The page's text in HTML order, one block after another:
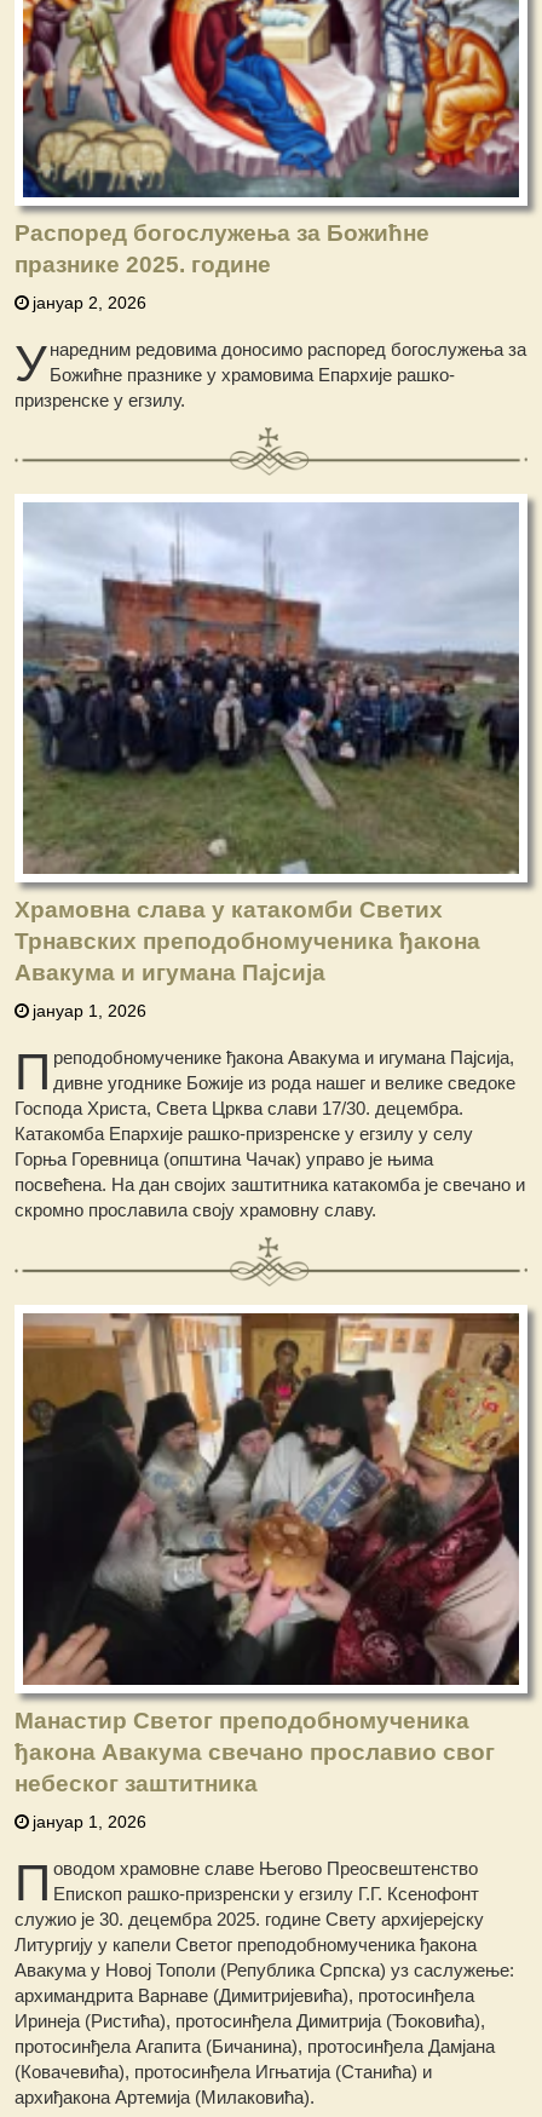
Распоред богослужења за Божићне
празнике 2025. године
јануар 2, 2026
Унаредним редовима доносимо распоред богослужења за
Божићне празнике у храмовима Епархије рашко-
призренске у егзилу.
Храмовна слава у катакомби Светих
Трнaвских преподобномученика ђакона
Авакума и игумана Пајсија
јануар 1, 2026
П реподобномученике ђакона Авакума и игумана Пајсија,
дивне угоднике Божије из рода нашег и велике сведоке
Господа Христа, Света Црква слави 17/30. децембра.
Катакомба Епархије рашко-призренске у егзилу у селу
Горња Горевница (општина Чачак) управо је њима
посвећена. На дан својих заштитника катакомба је свечано и
скромно прославила своју храмовну славу.
Манастир Светог преподобномученика
ђакона Авакума свечано прославио свог
небеског заштитника
јануар 1, 2026
П оводом храмовне славе Његово Преосвештенство
Епископ рашко-призренски у егзилу Г.Г. Ксенофонт
служио је 30. децембра 2025. године Свету архијерејску
Литургију у капели Светог преподобномученика ђакона
Авакума у Новој Тополи (Република Српска) уз саслужење:
архимандрита Варнаве (Димитријевића), протосинђела
Иринеја (Ристића), протосинђела Димитрија (Ђоковића),
протосинђела Агапита (Бичанина), протосинђела Дамјана
(Ковачевића), протосинђела Игњатија (Станића) и
архиђакона Артемија (Милаковића).